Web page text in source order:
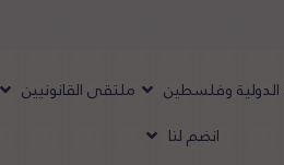
الدولية وفلسطين ملتقى القانونيين
انضم لنا